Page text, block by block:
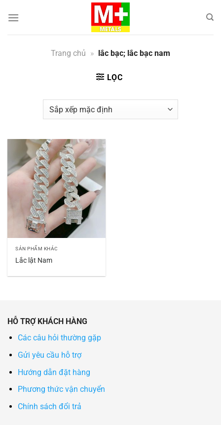
qua
Trang chủ » lắc bạc; lắc bạc nam
LỌC
SẢN PHẨM KHÁC
Lắc lật Nam
HỖ TRỢ KHÁCH HÀNG
Các câu hỏi thường gặp
Gửi yêu cầu hỗ trợ
Hướng dẫn đặt hàng
Phương thức vận chuyển
Chính sách đổi trả